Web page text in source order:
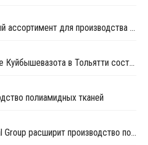
СИБУР развивает марочный ассортимент для производства одежды и аксессуаров
Площадь пожара на заводе Куйбышевазота в Тольятти составила 200 кв м
полиамидных тканей
Китайская Wanhua Chemical Group расширит производство полиэфирполиолов в Китае